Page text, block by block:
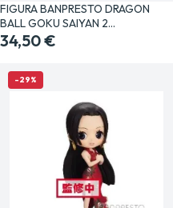
FIGURA BANPRESTO DRAGON
BALL GOKU SAIYAN 2…
34,50 €
-29%